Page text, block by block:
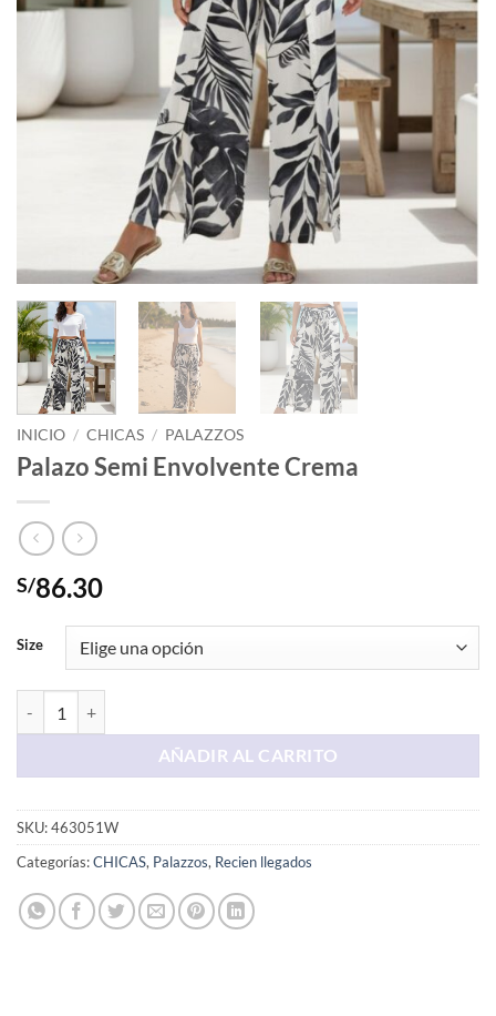
INICIO / CHICAS / PALAZZOS
Palazo Semi Envolvente Crema
S/86.30
Size
AÑADIR AL CARRITO
SKU:463051W
Categorías:CHICAS, Palazzos, Recien llegados